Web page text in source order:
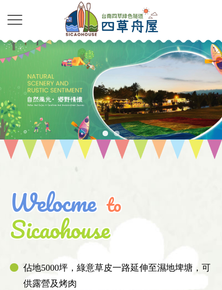
民宿
民宿推薦
Welocme to
Sicaohouse
佔地5000坪，綠意草皮一路延伸至濕地埤塘，可
供露營及烤肉